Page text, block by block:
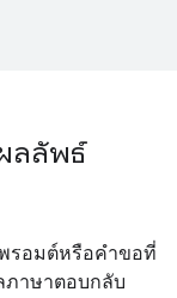
ลลัพธ์
รอมต์หรือคำขอที่
ภาษาตอบกลับ